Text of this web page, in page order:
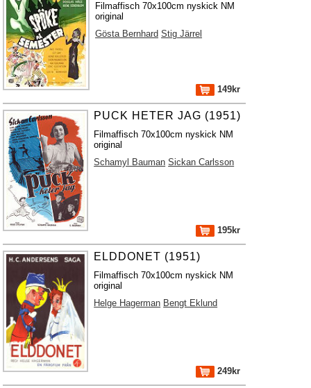
Filmaffisch 70x100cm nyskick NM
original
Gösta Bernhard Stig Järrel
149kr
PUCK HETER JAG (1951)
Filmaffisch 70x100cm nyskick NM
original
Schamyl Bauman Sickan Carlsson
195kr
ELDDONET (1951)
Filmaffisch 70x100cm nyskick NM
original
Helge Hagerman Bengt Eklund
249kr